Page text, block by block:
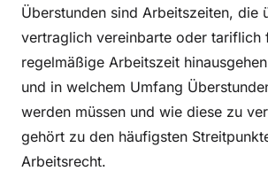
Überstunden sind Arbeitszeiten, die
vertraglich vereinbarte oder tariflich
regelmäßige Arbeitszeit
und in welchem Umfang
werden müssen und wie diese zu
gehört zu den häufigsten
Arbeitsrecht.